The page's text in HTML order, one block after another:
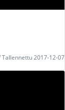
Tallennettu 2017-12-07